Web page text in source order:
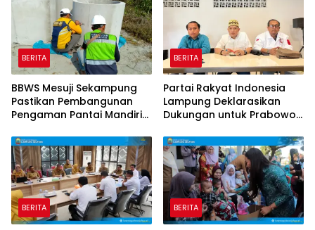
BERITA
BBWS Mesuji Sekampung
Pastikan Pembangunan
Pengaman Pantai Mandiri
Spesifikasi Teknis
BERITA
Partai Rakyat Indonesia
Lampung Deklarasikan
Dukungan untuk Prabowo
BERITA BERITA